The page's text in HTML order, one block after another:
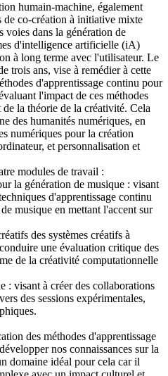
humain-machine, également
de co-création à initiative mixte
dans la génération de
d'intelligence artificielle (iA)
à long terme avec l'utilisateur. Le
trois ans, vise à remédier à cette
d'apprentissage continu pour
l'impact de ces méthodes
la théorie de la créativité. Cela
des humanités numériques, en
numériques pour la création
et personnalisation et
modules de travail :
la génération de musique : visant
d'apprentissage continu
musique en mettant l'accent sur
des systèmes créatifs à
une évaluation critique des
de la créativité computationnelle
: visant à créer des collaborations
des sessions expérimentales,
des méthodes d'apprentissage
nos connaissances sur la
domaine idéal pour cela car il